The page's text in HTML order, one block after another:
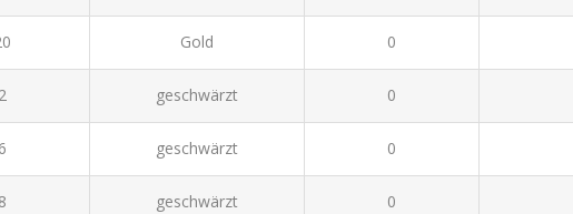
Gold 0
2 geschwärzt 0
6 geschwärzt 0
8 geschwärzt 0